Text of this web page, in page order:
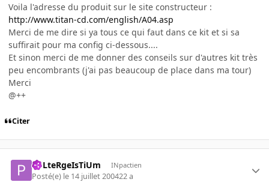
Voila l'adresse du produit sur le site constructeur :
http://www.titan-cd.com/english/A04.asp
Merci de me dire si ya tous ce qui faut dans ce kit et si sa
suffirait pour ma config ci-dessous....
Et sinon merci de me donner des conseils sur d'autres kit très
peu encombrants (j'ai pas beaucoup de place dans ma tour)
Merci
@++
Citer
PoLteRgeIsTiUm INpactien
Posté(e) le 14 juillet 200422 a